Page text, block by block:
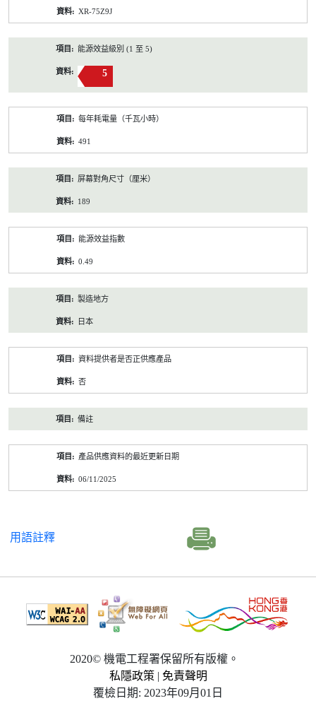
XR-75Z9J
能源效益級別 (1 至 5)
5
每年耗電量（千瓦小時）
491
屏幕對角尺寸（厘米）
189
能源效益指數
0.49
製造地方
日本
資料提供者是否正供應產品
否
備註
產品供應資料的最近更新日期
06/11/2025
用語註釋
2020© 機電工程署保留所有版權。
私隱政策 | 免責聲明
覆檢日期: 2023年09月01日